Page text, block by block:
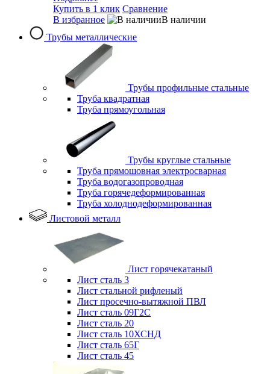
Купить в 1 клик Сравнение
В избранное
В наличии
Трубы металлические
Трубы профильные стальные
Труба квадратная
Труба прямоугольная
Трубы круглые стальные
Труба прямошовная электросварная
Труба водогазопроводная
Труба горячедеформированная
Труба холоднодеформированная
Листовой металл
Лист горячекатаный
Лист сталь 3
Лист стальной рифленый
Лист просечно-вытяжной ПВЛ
Лист сталь 09Г2С
Лист сталь 20
Лист сталь 10ХСНД
Лист сталь 65Г
Лист сталь 45